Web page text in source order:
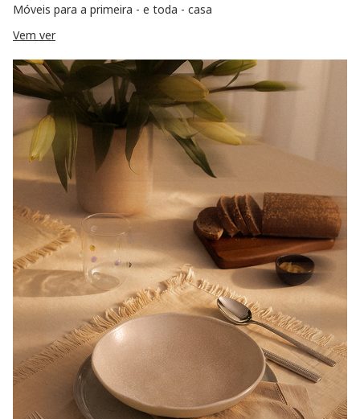
Móveis para a primeira - e toda - casa
Vem ver